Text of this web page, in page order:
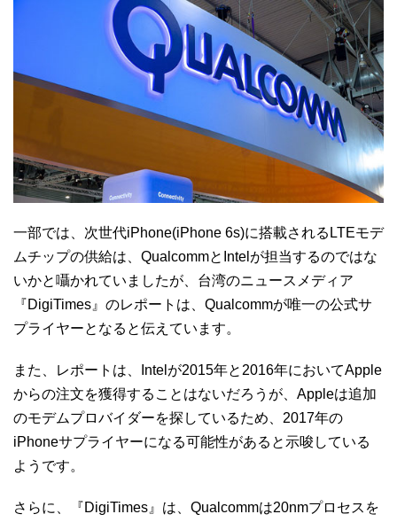
一部では、次世代iPhone(iPhone 6s)に搭載されるLTEモデ
ムチップの供給は、QualcommとIntelが担当するのではな
いかと囁かれていましたが、台湾のニュースメディア
『DigiTimes』のレポートは、Qualcommが唯一の公式サ
プライヤーとなると伝えています。
また、レポートは、Intelが2015年と2016年においてApple
からの注文を獲得することはないだろうが、Appleは追加
のモデムプロバイダーを探しているため、2017年の
iPhoneサプライヤーになる可能性があると示唆している
ようです。
さらに、『DigiTimes』は、Qualcommは20nmプロセスを